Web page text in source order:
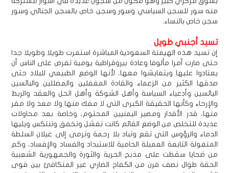
منه سور للسجن السياسي وسور وسجن خاص بالسجن الجنائي وسور
سجن خاص بالنساء.
تسيد أجنبي طويل
إن تسيد هذه الهيمنة السعودية المباشرة استمرت طويلا وطويلا جدا
حتى صارت أمرا مألوفا وعادة بيروقراطية يومية تفرض على الناس أن
يعتادوا عليها ويتعايشوا معها، لأنها الوضع الطبيعي للبلاد حتى
صدقها الكثير من الزعماء والقادة المغفلين والمضللين والبائسين
اليائسين وأدعياء السياسة وأهل الشوكة وأهل الحل والعقد والربط
والإرخاء وكأنها الحقيقة الكبرى التي لا مفك منها ولا معد ولا مفر
منها، قدر الأقدار ومصير اليمنيين المحتوم، وخاصة بعد محاولات
عديدة للتخلص من الوضع القائم كانت تفشل وتخفق وتنتكس ويليها
الدماء والرؤوس التي تقع وتباد بلا رحمة وترمى إلى غيلان السلطة
المتغولة التابعة العميلة الحامية للاستبداد والفساد والإفساد، وكم
من ضحايا سقطت على مذبح الحرية والثورة والجمهورية الشعبية
الحقة طوال نصف قرن من الكفاح الضاري غير المتكافئ بين قوى